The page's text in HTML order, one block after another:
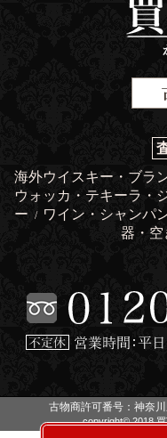
海外ウイスキー・ブラ
ウォッカ・テキーラ・
ー / ワイン・シャンパ
器・空
古物商許可番号：神奈
copyright© 2018